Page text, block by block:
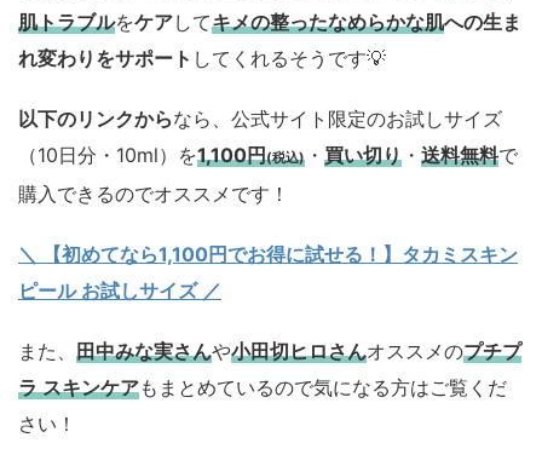
肌トラブルをケアしてキメの整ったなめらかな肌への生ま
れ変わりをサポート してくれるそうです💡
以下のリンクからなら、公式サイト限定のお試しサイズ
（10日分・10ml）を1,100円(税込) ・ 買い切り ・ 送料無料で
購入できるのでオススメです！
＼ 【初めてなら1,100円でお得に試せる！】タカミスキン
ピール お試しサイズ／
また、 田中みな実さんや小田切ヒロさんオススメのプチプ
ラ スキンケアもまとめているので気になる方はご覧くだ
さい！